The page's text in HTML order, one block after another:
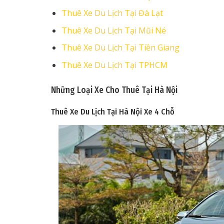
Thuê Xe Du Lịch Tại Đà Lạt
Thuê Xe Du Lịch Tại Mũi Né
Thuê Xe Du Lịch Tại Tiền Giang
Thuê Xe Du Lịch Tại TPHCM
Những Loại Xe Cho Thuê Tại Hà Nội
Thuê Xe Du Lịch Tại Hà Nội Xe 4 Chỗ